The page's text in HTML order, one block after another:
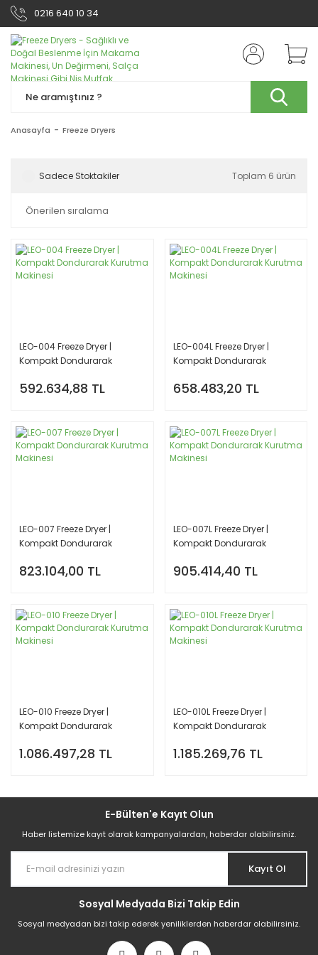
0216 640 10 34
Anasayfa Freeze Dryers
Sadece Stoktakiler Toplam 6 ürün
LEO-004 Freeze Dryer |
Kompakt Dondurarak
592.634,88 TL
LEO-004L Freeze Dryer |
Kompakt Dondurarak
658.483,20 TL
LEO-007 Freeze Dryer |
Kompakt Dondurarak
823.104,00 TL
LEO-007L Freeze Dryer |
Kompakt Dondurarak
905.414,40 TL
LEO-010 Freeze Dryer |
Kompakt Dondurarak
1.086.497,28 TL
LEO-010L Freeze Dryer |
Kompakt Dondurarak
1.185.269,76 TL
E-Bülten'e Kayıt Olun
Haber listemize kayıt olarak kampanyalardan, haberdar olabilirsiniz.
Kayıt Ol
Sosyal Medyada Bizi Takip Edin
Sosyal medyadan bizi takip ederek yeniliklerden haberdar olabilirsiniz.